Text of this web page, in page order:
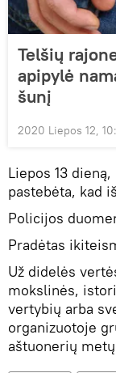
Telšių
apipylė
šunį
2020 Liepos 12,
Liepos 13
pastebėta, kad
Policijos
Pradėtas
Už didelės
mokslinės,
vertybių arba
organizuotoje
aštuonerių